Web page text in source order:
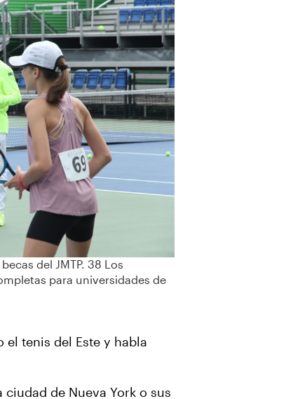
del JMTP. 38 Los
para universidades de
tenis del Este y habla
de Nueva York o sus